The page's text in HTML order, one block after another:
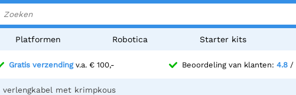
Platformen Robotica Starter kits
Gratis verzendingv.a. € 100,- Beoordeling van klanten: 4.8 /
verlengkabel met krimpkous